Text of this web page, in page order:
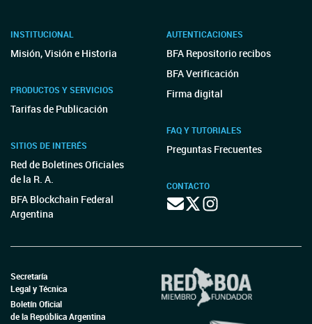
INSTITUCIONAL
Misión, Visión e Historia
PRODUCTOS Y SERVICIOS
Tarifas de Publicación
SITIOS DE INTERÉS
Red de Boletines Oficiales
de la R. A.
BFA Blockchain Federal
Argentina
AUTENTICACIONES
BFA Repositorio recibos
BFA Verificación
Firma digital
FAQ Y TUTORIALES
Preguntas Frecuentes
CONTACTO
Secretaría
Legal y Técnica
Boletín Oficial
de la República Argentina